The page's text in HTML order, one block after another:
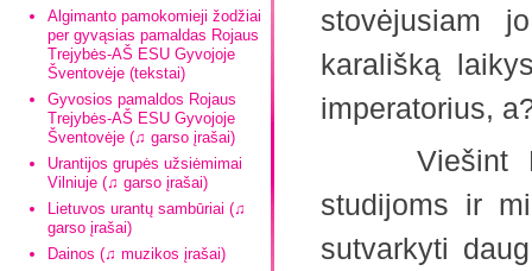
Algimanto pamokomieji žodžiai
per gyvąsias pamaldas Rojaus
Trejybės-AŠ ESU Gyvojoje
Šventovėje (tekstai)
Gyvosios pamaldos Rojaus
Trejybės-AŠ ESU Gyvojoje
Šventovėje (♫ garso įrašai)
Urantijos grupės užsiėmimai
Vilniuje (♫ garso įrašai)
Lietuvos urantų sambūriai (♫
garso įrašai)
Dainos (♫ muzikos įrašai)
stovėjusiam
karališką
imperatorius,
Viešint
studijoms ir
sutvarkyti